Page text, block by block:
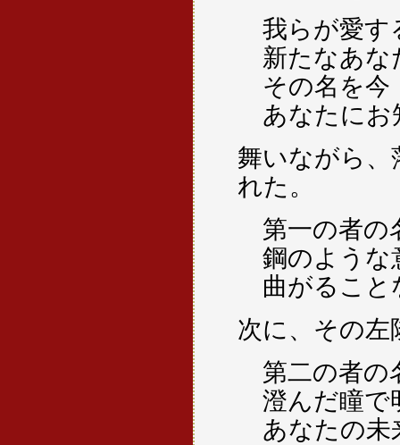
我らが愛す
新たなあな
その名を今
あなたにお
舞いながら、
れた。
第一の者の
鋼のような
曲がるこ
次に、その左
第二の者の
澄んだ瞳で
あなたの未